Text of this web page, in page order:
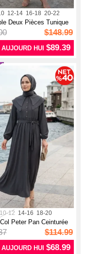
12-14 16-18 20-22
Deux Pièces Tunique
$148.99
AUJOURD HUI $89.39
10-12 14-16 18-20
Peter Pan Ceinturée
$114.99
AUJOURD HUI $68.99